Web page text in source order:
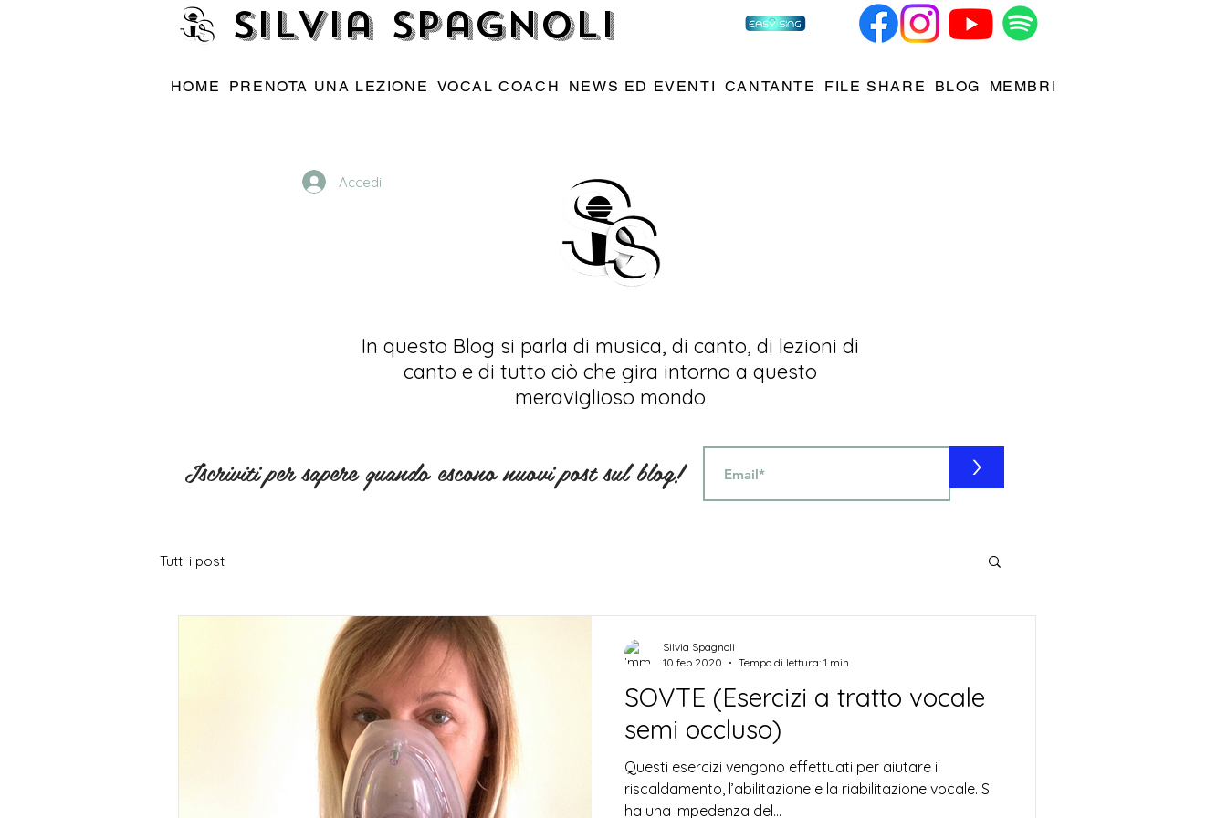
Silvia Spagnoli
HOME PRENOTA UNA LEZIONE VOCAL COACH NEWS ED EVENTI CANTANTE FILE SHARE BLOG MEMBRI
Accedi
In questo Blog si parla di musica, di canto, di lezioni di
canto e di tutto ciò che gira intorno a questo
meraviglioso mondo
>
Iscriviti per sapere quando escono nuovi post sul blog!
Tutti i post
SOVTE (Esercizi a tratto vocale
semi occluso)
Questi esercizi vengono effettuati per aiutare il
riscaldamento, l’abilitazione e la riabilitazione vocale. Si
ha una impedenza del...
Silvia Spagnoli
10 feb 2020
Tempo di lettura: 1 min